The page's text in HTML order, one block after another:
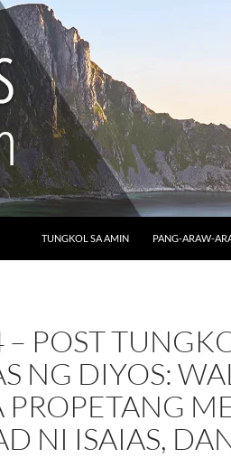
TUNGKOL SA AMIN
PANG-ARAW-
POST
NG DIYOS:
PROPETANG
NI ISAIAS,